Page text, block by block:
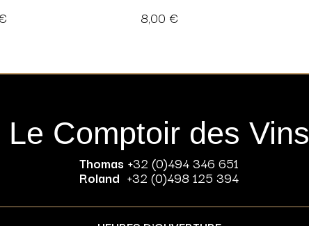
8,00 €
Le Comptoir des Vins
Thomas +32 (0)494 346 651
Roland +32 (0)498 125 394